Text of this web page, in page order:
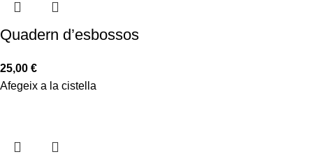
Quadern d’esbossos
25,00 €
Afegeix a la cistella